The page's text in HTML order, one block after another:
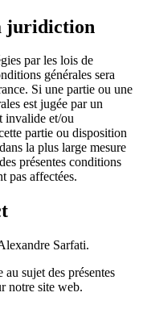
juridiction
par les lois de
générales sera
Si une partie ou une
est jugée par un
invalide et/ou
partie ou disposition
la plus large mesure
présentes conditions
pas affectées.
Sarfati.
sujet des présentes
notre site web.